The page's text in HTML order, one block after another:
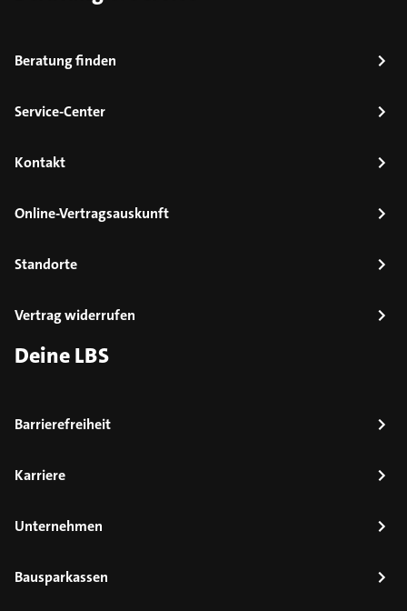
Beratung finden
Service-Center
Kontakt
Online-Vertragsauskunft
Standorte
Vertrag widerrufen
Deine LBS
Barrierefreiheit
Karriere
Unternehmen
Bausparkassen